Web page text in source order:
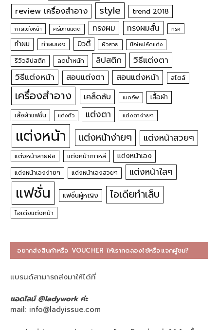
review เครื่องสำอาง style trend 2018
การแต่งหน้า ครีมกันแดด ทรงผม ทรงผมสั้น ทริค
ทำผม ทำผมเอง บิวตี้ ผิวสวย มือใหม่หัดแต่ง
รีวิวลิปสติก ลดน้ำหนัก ลิปสติก
วิธีแต่งตา
วิธีแต่งหน้า
สอนแต่งตา สอนแต่งหน้า สไตล์
เครื่องสำอาง เคล็ดลับ เมคอัพ เสื้อผ้า
เสื้อผ้าแฟชั่น แต่งตัว แต่งตา แต่งตาง่ายๆ
แต่งหน้า แต่งหน้าง่ายๆ แต่งหน้าสวยๆ
แต่งหน้าสายฝอ แต่งหน้าเกาหลี แต่งหน้าเอง
แต่งหน้าเองง่ายๆ แต่งหน้าเองสวยๆ แต่งหน้าใสๆ
แฟชั่น แฟชั่นผู้หญิง ไอเดียทำเล็บ
ไอเดียแต่งหน้า
อยากส่งสินค้าหรือ VOUCHER ให้เราทดลองใช้หรือแจกผู้ชม?
แบรนด์สามารถส่งมาให้ได้ที่
แอดไลน์ @ladywork ค่ะ
mail: info@ladyissue.com